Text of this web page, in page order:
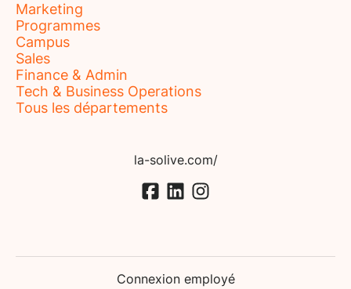
Marketing
Programmes
Campus
Sales
Finance & Admin
Tech & Business Operations
Tous les départements
la-solive.com/
Connexion employé